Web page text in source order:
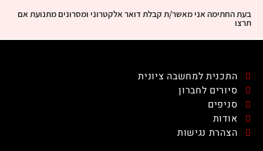
בעת החתימה אני מאשר/ת קבלת דואר אלקטרוני ומסרונים מתנועת אם
תרצו
התכנית למחשבה ציונית
סיורים לחברון
סניפים
אודות
הצהרת נגישות